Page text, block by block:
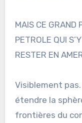
MAIS CE GRAND
PETROLE QUI
RESTER EN
Visiblement
étendre la
frontières du